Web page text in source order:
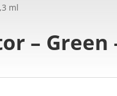
ml
– Green